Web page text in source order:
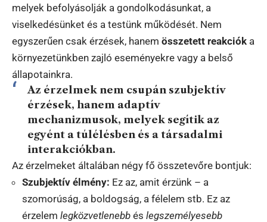
melyek befolyásolják a gondolkodásunkat, a
viselkedésünket és a testünk működését. Nem
egyszerűen csak érzések, hanem összetett reakciók a
környezetünkben zajló eseményekre vagy a belső
állapotainkra.
Az érzelmek nem csupán szubjektív
érzések, hanem adaptív
mechanizmusok, melyek segítik az
egyént a túlélésben és a társadalmi
interakciókban.
Az érzelmeket általában négy fő összetevőre bontjuk:
Szubjektív élmény: Ez az, amit érzünk – a
szomorúság, a boldogság, a félelem stb. Ez az
érzelem legközvetlenebb és legszemélyesebb